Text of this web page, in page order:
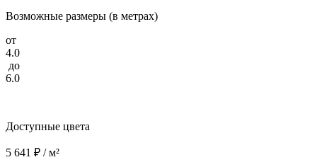
Возможные размеры (в метрах)
от
4.0
до
6.0
Доступные цвета
5 641 ₽ / м²